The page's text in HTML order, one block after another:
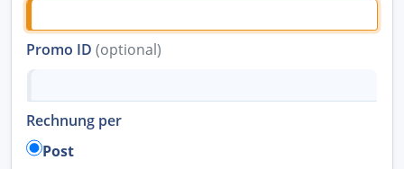
Promo ID (optional)
Rechnung per
Post